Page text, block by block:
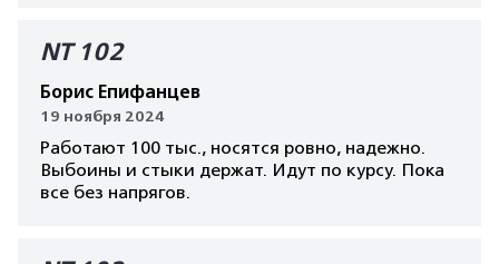
NT 102
Борис Епифанцев
19 ноября 2024
Работают 100 тыс., носятся ровно, надежно.
Выбоины и стыки держат. Идут по курсу. Пока
все без напрягов.